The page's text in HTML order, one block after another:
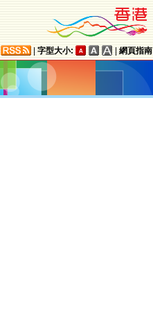
字型大小: 網頁指南